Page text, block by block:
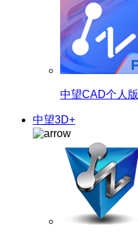
中望CAD个人版
中望3D+